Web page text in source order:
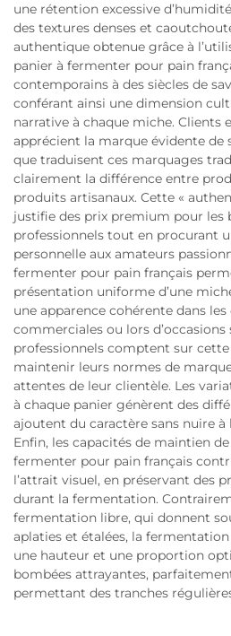
une rétention excessive
des textures denses et
authentique obtenue grâce à
panier à fermenter pour pain
contemporains à des siècles de
conférant ainsi une dimension
narrative à chaque miche. Clients
apprécient la marque évidente de
que traduisent ces marquages
clairement la différence entre
produits artisanaux. Cette «
justifie des prix premium pour les
professionnels tout en procurant
personnelle aux amateurs
fermenter pour pain français
présentation uniforme d’une
une apparence cohérente dans
commerciales ou lors d’occasions
professionnels comptent sur
maintenir leurs normes de
attentes de leur clientèle. Les
à chaque panier génèrent des
ajoutent du caractère sans nuire à
Enfin, les capacités de maintien
fermenter pour pain français
l’attrait visuel, en préservant des
durant la fermentation.
fermentation libre, qui donnent
aplaties et étalées, la
une hauteur et une proportion
bombées attrayantes,
permettant des tranches